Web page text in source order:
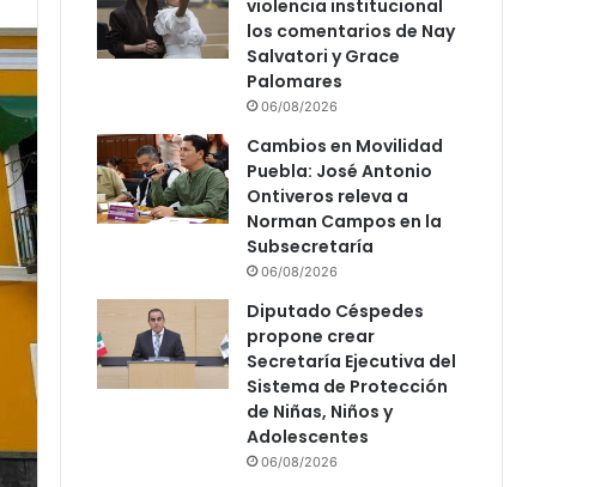
violencia institucional
los comentarios de Nay
Salvatori y Grace
Palomares
06/08/2026
Cambios en Movilidad
Puebla: José Antonio
Ontiveros releva a
Norman Campos en la
Subsecretaría
06/08/2026
Diputado Céspedes
propone crear
Secretaría Ejecutiva del
Sistema de Protección
de Niñas, Niños y
Adolescentes
06/08/2026